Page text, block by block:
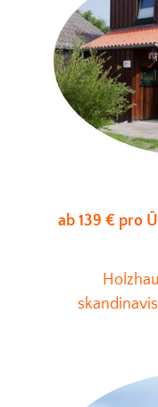
ab 139 € pro